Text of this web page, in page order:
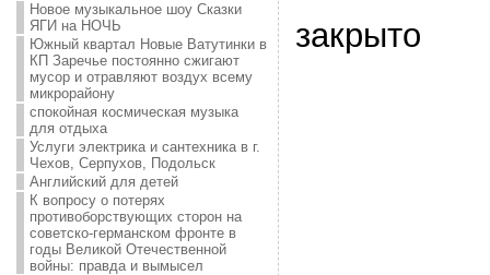
Новое музыкальное шоу Сказки
ЯГИ на НОЧЬ
Южный квартал Новые Ватутинки в
КП Заречье постоянно сжигают
мусор и отравляют воздух всему
микрорайону
спокойная космическая музыка
для отдыха
Услуги электрика и сантехника в г.
Чехов, Серпухов, Подольск
Английский для детей
К вопросу о потерях
противоборствующих сторон на
советско-германском фронте в
годы Великой Отечественной
войны: правда и вымысел
закрыто